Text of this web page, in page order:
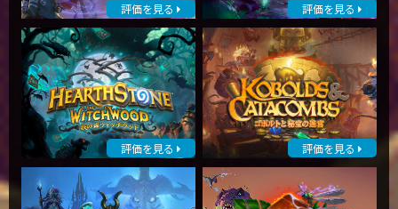
評価を見る 評価を見る
評価を見る 評価を見る